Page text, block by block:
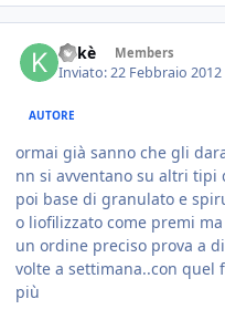
Kekè Members
Inviato:22 Febbraio 2012
AUTORE
ormai già sanno che gli
nn si avventano su altri
poi base di granulato e
o liofilizzato come premi
un ordine preciso prova a
volte a settimana..con quel
più